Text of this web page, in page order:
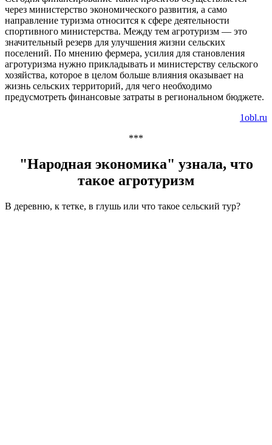
через министерство экономического развития, а само
направление туризма относится к сфере деятельности
спортивного министерства. Между тем агротуризм — это
значительный резерв для улучшения жизни сельских
поселений. По мнению фермера, усилия для становления
агротуризма нужно прикладывать и министерству сельского
хозяйства, которое в целом больше влияния оказывает на
жизнь сельских территорий, для чего необходимо
предусмотреть финансовые затраты в региональном бюджете.
1obl.ru
***
"Народная экономика" узнала, что
такое агротуризм
В деревню, к тетке, в глушь или что такое сельский тур?